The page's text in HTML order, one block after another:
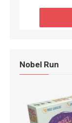
Nobel Run